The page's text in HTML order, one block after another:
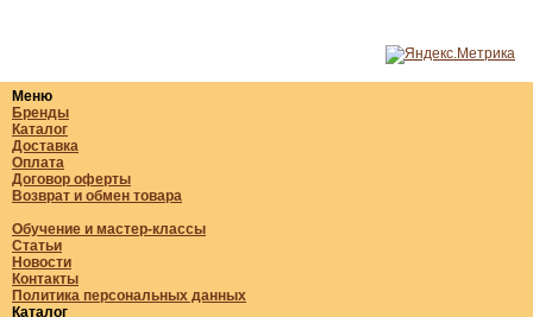
Меню
Бренды
Каталог
Доставка
Оплата
Договор оферты
Возврат и обмен товара
Обучение и мастер-классы
Статьи
Новости
Контакты
Политика персональных данных
Каталог